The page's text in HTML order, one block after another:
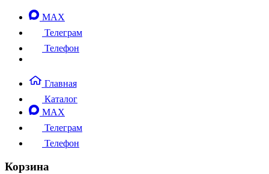
MAX
Телеграм
Телефон
Главная
Каталог
MAX
Телеграм
Телефон
Корзина